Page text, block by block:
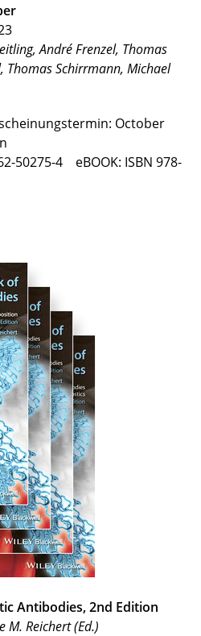
André Frenzel, Thomas
Thomas Schirrmann, Michael
October
50275-4 eBOOK: ISBN 978-
Antibodies, 2nd Edition
M. Reichert (Ed.)